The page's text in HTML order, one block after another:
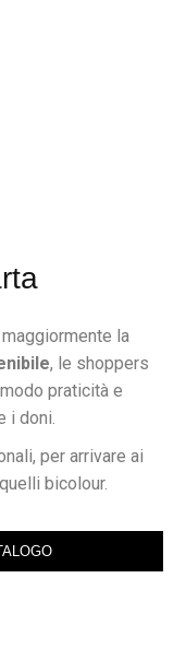
la
, le shoppers
praticità e
i doni.
per arrivare ai
bicolour.